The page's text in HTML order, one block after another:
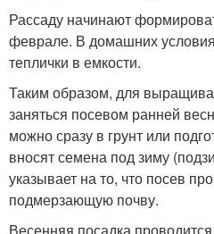
Рассаду начинают
феврале. В домашних
теплички в емкости.
Таким образом, для
заняться посевом ранней
можно сразу в грунт или
вносят семена под зиму
указывает на то, что посев
подмерзающую почву.